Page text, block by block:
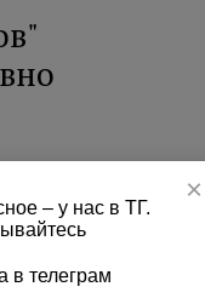
с близкими в
×
– у нас в ТГ.